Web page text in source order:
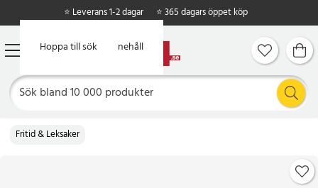
Hoppa till huvudinnehåll
Hoppa till sök
⭐ Leverans 1-2 dagar ⭐ 365 dagars öppet köp
Fritid & Leksaker